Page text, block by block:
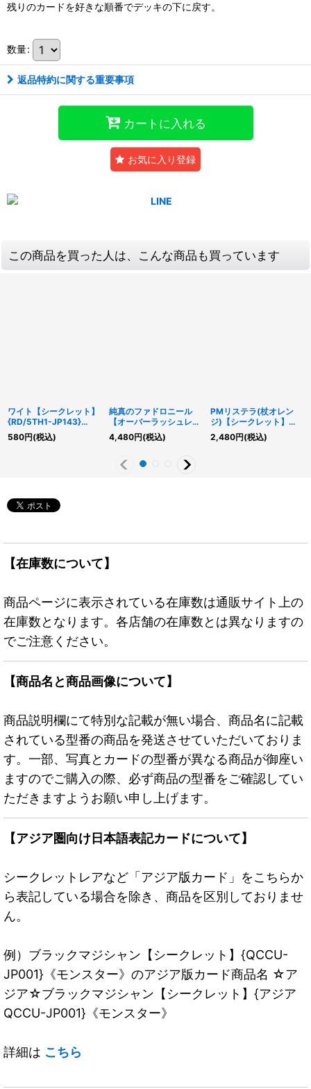
残りのカードを好きな順番でデッキの下に戻す。
数量:
返品特約に関する重要事項
カートに入れる
お気に入り登録
この商品を買った人は、こんな商品も買っています
ワイト【シークレット】
{RD/5TH1-JP143}
《RDモンスター》
580円(税込)
純真のファドロニール
【オーバーラッシュレ
ア】{RD/5TH1-JP004}
《RDモンスター》
4,480円(税込)
PMリステラ(杖オレン
ジ)【シークレット】
{RD/KP21-JP022}
《RDモンスター》
2,480円(税込)
【在庫数について】
商品ページに表示されている在庫数は通販サイト上の
在庫数となります。各店舗の在庫数とは異なりますの
でご注意ください。
【商品名と商品画像について】
商品説明欄にて特別な記載が無い場合、商品名に記載
されている型番の商品を発送させていただいておりま
す。一部、写真とカードの型番が異なる商品が御座い
ますのでご購入の際、必ず商品の型番をご確認してい
ただきますようお願い申し上げます。
【アジア圏向け日本語表記カードについて】
シークレットレアなど「アジア版カード」をこちらか
ら表記している場合を除き、商品を区別しておりませ
ん。
例）ブラックマジシャン【シークレット】{QCCU-
JP001}《モンスター》のアジア版カード商品名 ☆ア
ジア☆ブラックマジシャン【シークレット】{アジア
QCCU-JP001}《モンスター》
詳細は こちら